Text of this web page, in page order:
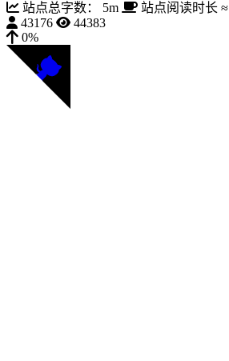
站点总字数：
5m 站点阅读时长 ≈
43176
44383
0%